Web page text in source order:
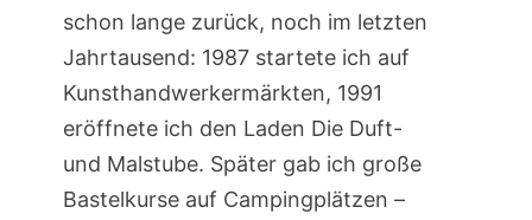
schon lange zurück, noch im letzten
Jahrtausend: 1987 startete ich auf
Kunsthandwerkermärkten, 1991
eröffnete ich den Laden Die Duft-
und Malstube. Später gab ich große
Bastelkurse auf Campingplätzen –